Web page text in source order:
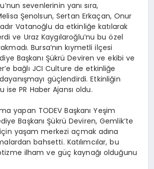
sevenlerinin yanı sıra,
Şenolsun, Sertan Erkaçan, Onur
Vatanoğlu da etkinliğe katılarak
ve Uraz Kaygılaroğlu’nu bu özel
Bursa’nın kıymetli ilçesi
Başkanı Şükrü Deviren ve ekibive
’e bağlı JCICulture de etkinliğe
güçlendirdi. Etkinliğin
PR Haber Ajansı oldu.
yapan TODEV Başkanı Yeşim
Başkanı Şükrü Deviren, Gemlik’te
yaşam merkezi açmak adına
bahsetti. Katılımcılar, bu
ilham ve güç kaynağı olduğunu